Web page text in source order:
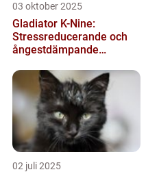
03 oktober 2025
Gladiator K-Nine:
Stressreducerande och
ångestdämpande
02 juli 2025